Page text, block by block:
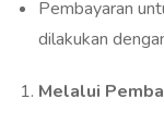
Pembayaran
dilakukan
Melalui